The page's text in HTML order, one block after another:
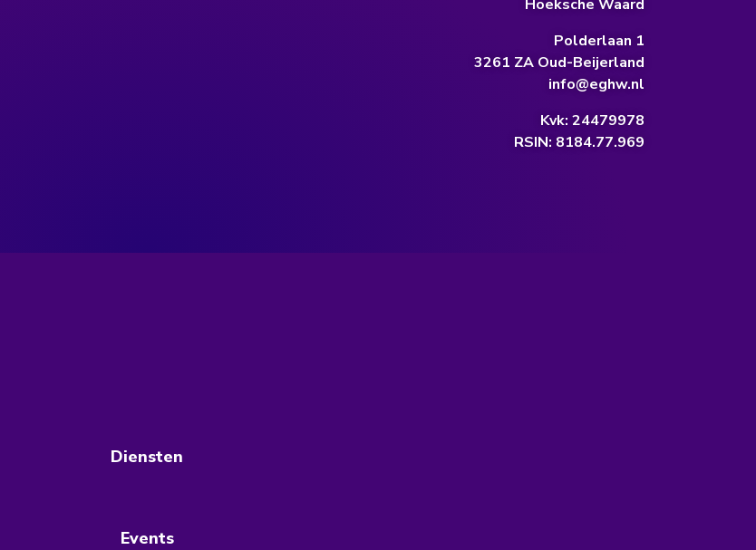
Hoeksche Waard
Polderlaan 1
3261 ZA Oud-Beijerland
info@eghw.nl
Kvk: 24479978
RSIN: 8184.77.969
Diensten
Events